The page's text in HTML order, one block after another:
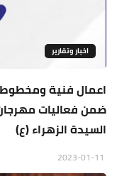
اخبار وتقارير
اعمال فنية
ضمن فعاليات
السيدة الزهراء (ع)